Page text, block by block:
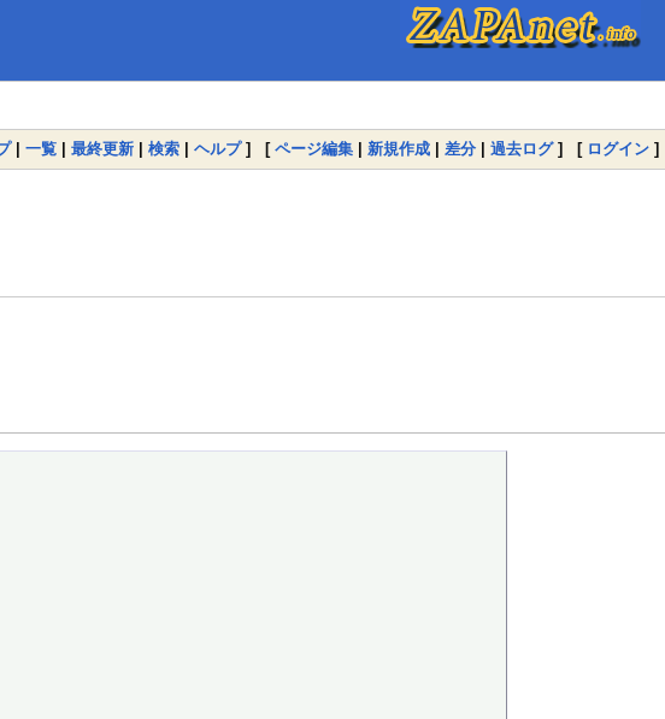
| 一覧 | 最終更新 | 検索 | ヘルプ] [ ページ編集 | 新規作成 | 差分 | 過去ログ] [ ログイン ]